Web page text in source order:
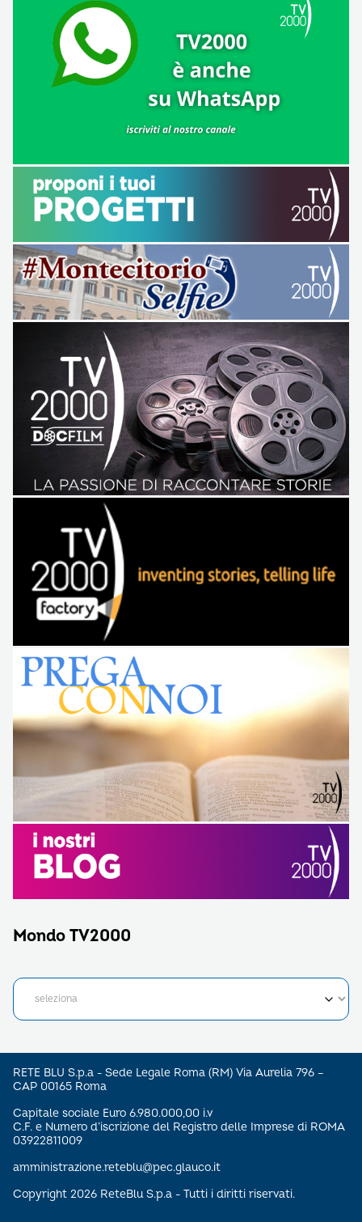
Mondo TV2000
RETE BLU S.p.a - Sede Legale Roma (RM) Via Aurelia 796 –
CAP 00165 Roma
Capitale sociale Euro 6.980.000,00 i.v
C.F. e Numero d’iscrizione del Registro delle Imprese di ROMA
03922811009
amministrazione.reteblu@pec.glauco.it
Copyright 2026 ReteBlu S.p.a - Tutti i diritti riservati.